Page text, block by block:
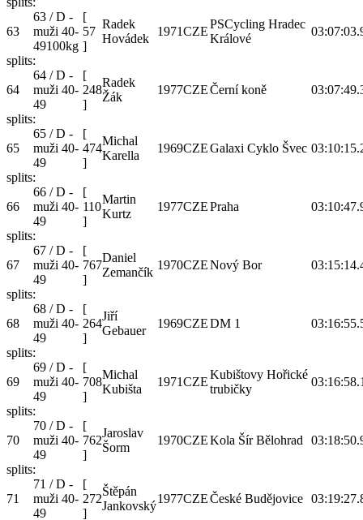
63
63 / D -
muži 40-
49100kg
[
57
]
Radek
Hovádek
1971CZE
PSCycling Hradec
Králové
splits:
64
64 / D -
muži 40-
49
[
248
]
Radek
Žák
1977CZEČerní koně
splits:
65
65 / D -
muži 40-
49
[
474
]
Michal
Karella
1969CZEGalaxi Cyklo Švec
splits:
66
66 / D -
muži 40-
49
[
110
]
Martin
Kurtz
1977CZEPraha
splits:
67
67 / D -
muži 40-
49
[
767
]
Daniel
Zemančík
1970CZENový Bor
splits:
68
68 / D -
muži 40-
49
[
264
]
Jiří
Gebauer
1969CZEDM 1
splits:
69
69 / D -
muži 40-
49
[
708
]
Michal
Kubišta
1971CZE
Kubištovy Hořické
trubičky
splits:
70
70 / D -
muži 40-
49
[
762
]
Jaroslav
Šorm
1970CZEKola Šír Bělohrad
splits:
71
71 / D -
muži 40-
49
[
272
]
Štěpán
Jankovský
1977CZEČeské Budějovice